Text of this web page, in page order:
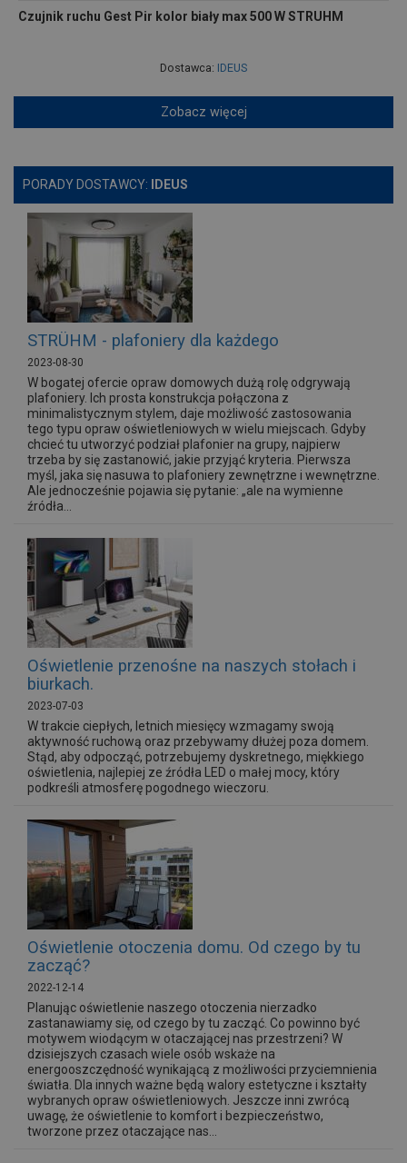
Czujnik ruchu Gest Pir kolor biały max 500 W STRUHM
Dostawca: IDEUS
Zobacz więcej
PORADY DOSTAWCY: IDEUS
STRÜHM - plafoniery dla każdego
2023-08-30
W bogatej ofercie opraw domowych dużą rolę odgrywają
plafoniery. Ich prosta konstrukcja połączona z
minimalistycznym stylem, daje możliwość zastosowania
tego typu opraw oświetleniowych w wielu miejscach. Gdyby
chcieć tu utworzyć podział plafonier na grupy, najpierw
trzeba by się zastanowić, jakie przyjąć kryteria. Pierwsza
myśl, jaka się nasuwa to plafoniery zewnętrzne i wewnętrzne.
Ale jednocześnie pojawia się pytanie: „ale na wymienne
źródła...
Oświetlenie przenośne na naszych stołach i
biurkach.
2023-07-03
W trakcie ciepłych, letnich miesięcy wzmagamy swoją
aktywność ruchową oraz przebywamy dłużej poza domem.
Stąd, aby odpocząć, potrzebujemy dyskretnego, miękkiego
oświetlenia, najlepiej ze źródła LED o małej mocy, który
podkreśli atmosferę pogodnego wieczoru.
Oświetlenie otoczenia domu. Od czego by tu
zacząć?
2022-12-14
Planując oświetlenie naszego otoczenia nierzadko
zastanawiamy się, od czego by tu zacząć. Co powinno być
motywem wiodącym w otaczającej nas przestrzeni? W
dzisiejszych czasach wiele osób wskaże na
energooszczędność wynikającą z możliwości przyciemnienia
światła. Dla innych ważne będą walory estetyczne i kształty
wybranych opraw oświetleniowych. Jeszcze inni zwrócą
uwagę, że oświetlenie to komfort i bezpieczeństwo,
tworzone przez otaczające nas...